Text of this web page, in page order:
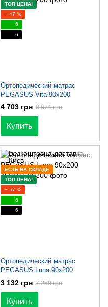
ТОП ЦЕНА!
− 47 %
6
6
Ортопедический матрас
PEGASUS Vita 90x200
4 703 грн 8 874 грн
Купить
ЕСТЬ НА СКЛАДЕ
ТОП ЦЕНА!
− 57 %
6
6
Ортопедический матрас
PEGASUS Luna 90x200
3 132 грн 7 250 грн
Купить